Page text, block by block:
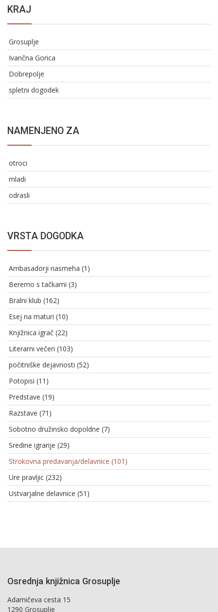
KRAJ
Grosuplje
Ivančna Gorica
Dobrepolje
spletni dogodek
NAMENJENO ZA
otroci
mladi
odrasli
VRSTA DOGODKA
Ambasadorji nasmeha (1)
Beremo s tačkami (3)
Bralni klub (162)
Esej na maturi (10)
Knjižnica igrač (22)
Literarni večeri (103)
počitniške dejavnosti (52)
Potopisi (11)
Predstave (19)
Razstave (71)
Sobotno družinsko dopoldne (7)
Sredine igrarije (29)
Strokovna predavanja/delavnice (101)
Ure pravljic (232)
Ustvarjalne delavnice (51)
Osrednja knjižnica Grosuplje
Adamičeva cesta 15
1290 Grosuplje